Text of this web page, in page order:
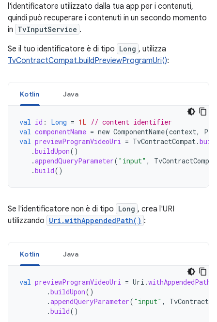
l'identificatore utilizzato dalla tua app per i contenuti,
quindi può recuperare i contenuti in un secondo momento
in TvInputService .
Se il tuo identificatore è di tipo Long , utilizza
TvContractCompat.buildPreviewProgramUri():
Kotlin Java
val id : Long = 1L // content identifier
val componentName = new ComponentName(context,
val previewProgramVideoUri = TvContractCompat.
.buildUpon()
.appendQueryParameter( "input" ,
TvContractCompat
.build()
Se l'identificatore non è di tipo Long , crea l'URI
utilizzando Uri.withAppendedPath() :
Kotlin Java
val previewProgramVideoUri = Uri .withAppendedPath
.buildUpon()
.appendQueryParameter( "input" ,
.build()